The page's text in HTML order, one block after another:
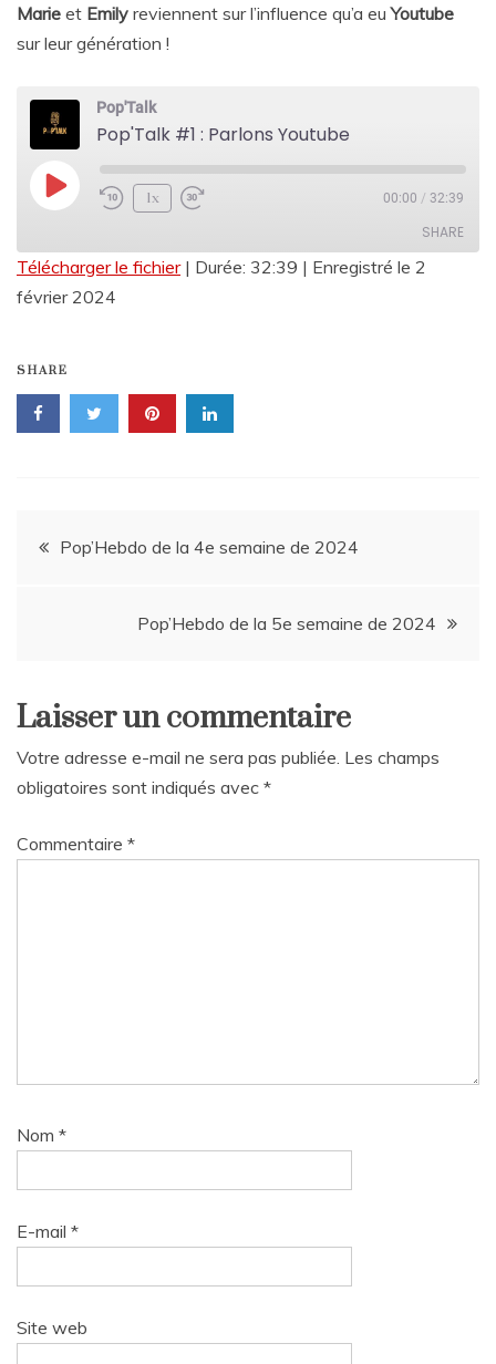
Marie et Emily reviennent sur l’influence qu’a euYoutube
sur leur génération !
Pop'Talk
Pop'Talk #1 : Parlons Youtube
Play
1x 00:00 / 32:39
SHARE
SHARE
EMBED
Télécharger le fichier| Durée: 32:39 | Enregistré le 2
février 2024
SHARE
Navigation
Pop’Hebdo de la 4e semaine de 2024
Pop’Hebdo de la 5e semaine de 2024
Laisser un commentaire
Votre adresse e-mail ne sera pas publiée. Les champs
obligatoires sont indiqués avec *
Commentaire *
Nom *
E-mail *
Site web